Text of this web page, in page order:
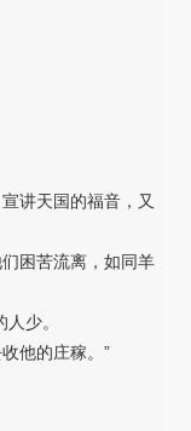
讲天国的福音，又
困苦流离，如同羊
少。
他的庄稼。”